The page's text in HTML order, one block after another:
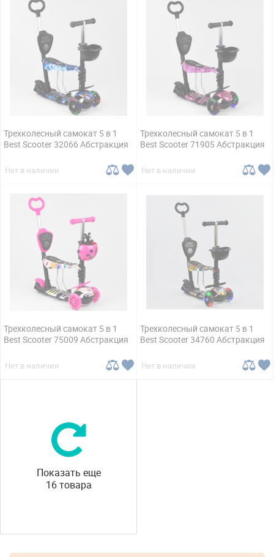
Трехколесный самокат 5 в 1
Best Scooter 32066 Абстракция
Нет в наличии
Трехколесный самокат 5 в 1
Best Scooter 71905 Абстракция
Нет в наличии
Трехколесный самокат 5 в 1
Best Scooter 75009 Абстракция
Нет в наличии
Трехколесный самокат 5 в 1
Best Scooter 34760 Абстракция
Нет в наличии
Показать еще
16 товара